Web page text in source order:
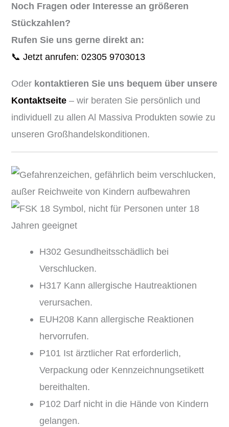
Noch Fragen oder Interesse an größeren
Stückzahlen?
Rufen Sie uns gerne direkt an:
📞 Jetzt anrufen: 02305 9703013
Oder kontaktieren Sie uns bequem über unsere
Kontaktseite – wir beraten Sie persönlich und
individuell zu allen Al Massiva Produkten sowie zu
unseren Großhandelskonditionen.
H302 Gesundheitsschädlich bei
Verschlucken.
H317 Kann allergische Hautreaktionen
verursachen.
EUH208 Kann allergische Reaktionen
hervorrufen.
P101 Ist ärztlicher Rat erforderlich,
Verpackung oder Kennzeichnungsetikett
bereithalten.
P102 Darf nicht in die Hände von Kindern
gelangen.